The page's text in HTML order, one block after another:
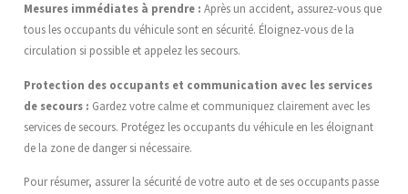
Mesures immédiates à prendre : Après un accident, assurez-vous que
tous les occupants du véhicule sont en sécurité. Éloignez-vous de la
circulation si possible et appelez les secours.
Protection des occupants et communication avec les services
de secours : Gardez votre calme et communiquez clairement avec les
services de secours. Protégez les occupants du véhicule en les éloignant
de la zone de danger si nécessaire.
Pour résumer, assurer la sécurité de votre auto et de ses occupants passe